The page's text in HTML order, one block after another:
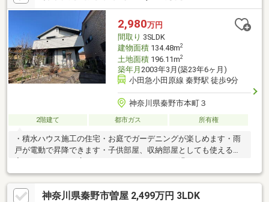
2,980万円
間取り 3SLDK
建物面積134.48m2
土地面積196.11m2
築年月 2003年3月(築23年6ヶ月)
小田急小田原線 秦野駅 徒歩9分
神奈川県秦野市本町３
2階建て 都市ガス 所有権
・積水ハウス施工の住宅・お庭でガーデニングが楽しめます・雨
戸が電動で昇降できます・子供部屋、収納部屋としても使える充
ー等が近く便利な環境
神奈川県秦野市曽屋 2,499万円 3LDK